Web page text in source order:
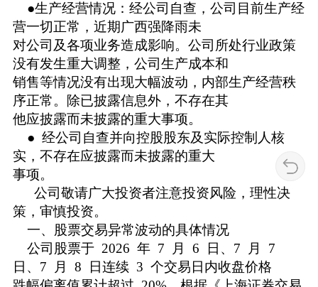
●生产经营情况：经公司自查，公司目前生产经
营一切正常，近期广西强降雨未
对公司及各项业务造成影响。公司所处行业政策
没有发生重大调整，公司生产成本和
销售等情况没有出现大幅波动，内部生产经营秩
序正常。除已披露信息外，不存在其
他应披露而未披露的重大事项。
● 经公司自查并向控股股东及实际控制人核
实，不存在应披露而未披露的重大
事项。
公司敬请广大投资者注意投资风险，理性决
策，审慎投资。
一、股票交易异常波动的具体情况
公司股票于 2026 年 7 月 6 日、7 月 7
日、7 月 8 日连续 3 个交易日内收盘价格